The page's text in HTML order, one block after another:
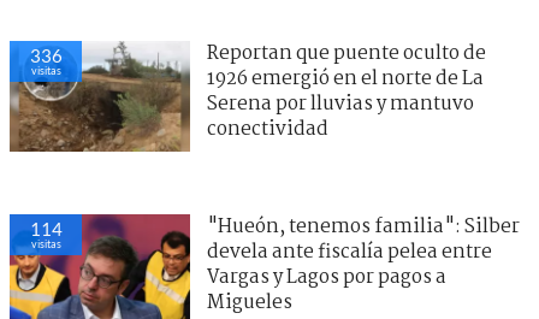
336
visitas
Reportan que puente oculto de
1926 emergió en el norte de La
Serena por lluvias y mantuvo
conectividad
114
visitas
"Hueón, tenemos familia": Silber
devela ante fiscalía pelea entre
Vargas y Lagos por pagos a
Migueles